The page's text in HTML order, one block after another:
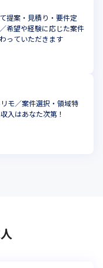
提案・見積り・要件定
希望や経験に応じた案件
っていただきます
モ／案件選択・領域特
入はあなた次第！